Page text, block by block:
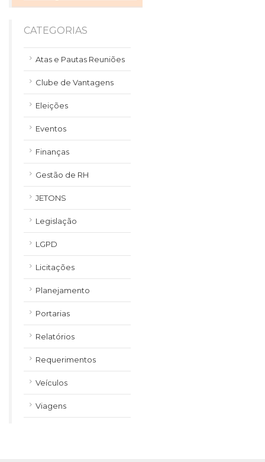
CATEGORIAS
Atas e Pautas Reuniões
Clube de Vantagens
Eleições
Eventos
Finanças
Gestão de RH
JETONS
Legislação
LGPD
Licitações
Planejamento
Portarias
Relatórios
Requerimentos
Veículos
Viagens